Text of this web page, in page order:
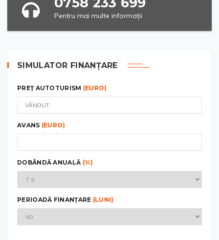
Pentru mai multe informații
SIMULATOR FINANȚARE
PREȚ AUTOTURISM (EURO)
AVANS (EURO)
DOBÂNDĂ ANUALĂ (%)
PERIOADĂ FINANȚARE (LUNI)